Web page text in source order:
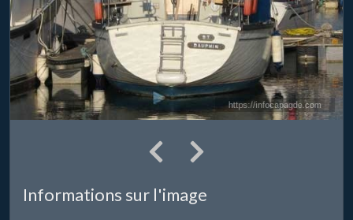
Informations sur l'image